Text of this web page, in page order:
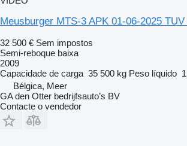
Meusburger MTS-3 APK 01-06-2025
32 500 € Sem impostos
Semi-reboque baixa
2009
Capacidade de carga 35 500 kg Peso líquido
Bélgica, Meer
GA den Otter bedrijfsauto’s BV
Contacte o vendedor